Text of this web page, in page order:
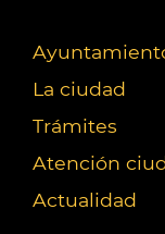
La ciudad
Trámites
Atención
Actualidad